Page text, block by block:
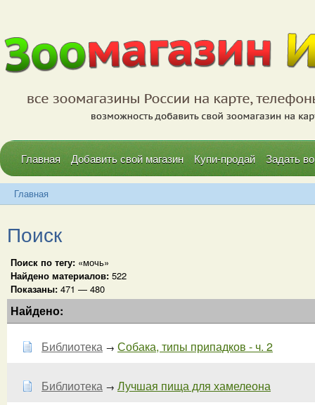
Главная Добавить свой магазин Купи-продай Задать
Главная
Поиск
Поиск по тегу: «мочь»
Найдено материалов: 522
Показаны: 471 — 480
Найдено:
Библиотека → Собака, типы припадков - ч. 2
Библиотека → Лучшая пища для хамелеона